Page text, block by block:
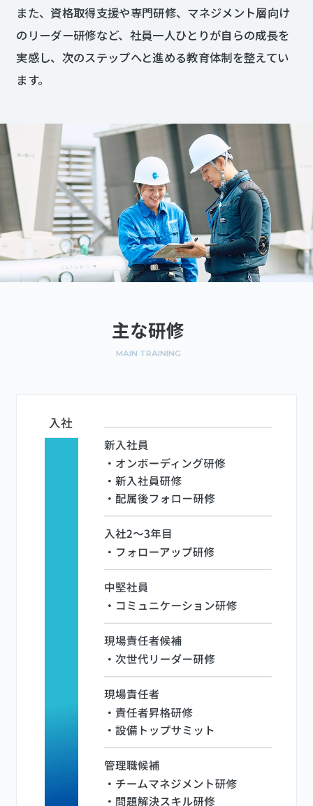
また、資格取得支援や専門研修、マネジメント層向け
のリーダー研修など、社員一人ひとりが自らの成長を
実感し、次のステップへと進める教育体制を整えてい
ます。​
主な研修
MAIN TRAINING